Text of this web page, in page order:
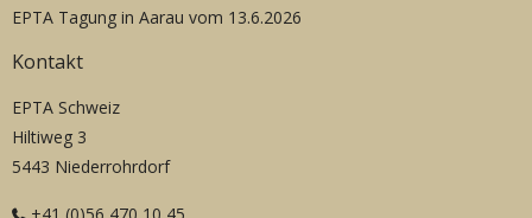
EPTA Tagung in Aarau vom 13.6.2026
Kontakt
EPTA Schweiz
Hiltiweg 3
5443 Niederrohrdorf